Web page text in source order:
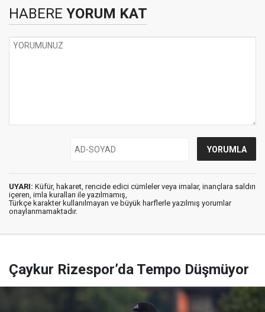
HABERE YORUM KAT
UYARI: Küfür, hakaret, rencide edici cümleler veya imalar, inançlara saldırı
içeren, imla kuralları ile yazılmamış,
Türkçe karakter kullanılmayan ve büyük harflerle yazılmış yorumlar
onaylanmamaktadır.
Çaykur Rizespor’da Tempo Düşmüyor